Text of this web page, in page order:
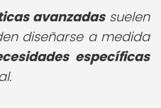
avanzadassuelen
diseñarse a medida
específicas